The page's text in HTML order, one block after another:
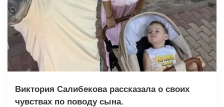
Виктория Салибекова рассказала о своих
чувствах по поводу сына.